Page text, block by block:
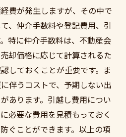
費が発生しますが、その中で
、仲介手数料や登記費用、引
特に仲介手数料は、不動産会
却価格に応じて計算されるた
しておくことが重要です。ま
伴うコストで、予期しない出
あります。引越し費用につい
必要な費用を見積もっておく
ぐことができます。以上の項